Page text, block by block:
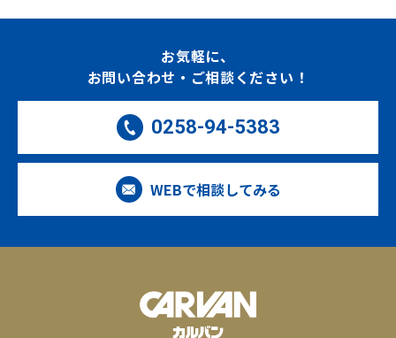
お気軽に、
お問い合わせ・ご相談ください！
0258-94-5383
WEBで相談してみる